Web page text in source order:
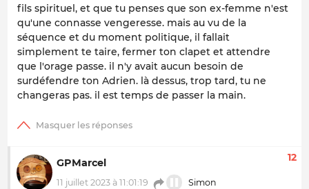
fils spirituel, et que tu penses que son ex-femme n'est
qu'une connasse vengeresse. mais au vu de la
séquence et du moment politique, il fallait
simplement te taire, fermer ton clapet et attendre
que l'orage passe. il n'y avait aucun besoin de
surdéfendre ton Adrien. là dessus, trop tard, tu ne
changeras pas. il est temps de passer la main.
GPMarcel
11 juillet 2023 à 11:01:19 Simon
12